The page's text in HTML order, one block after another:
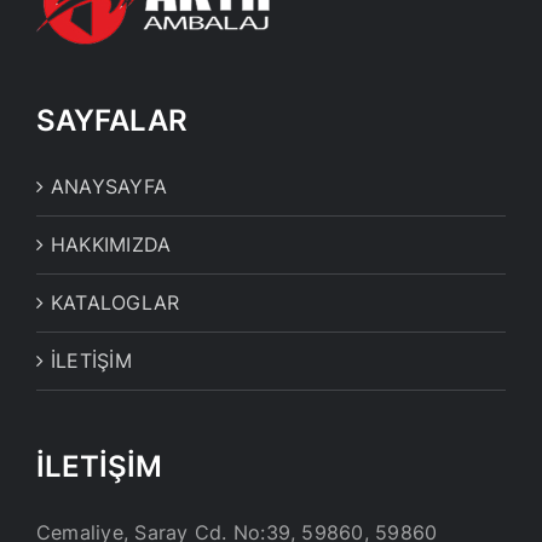
SAYFALAR
ANAYSAYFA
HAKKIMIZDA
KATALOGLAR
İLETİŞİM
İLETİŞİM
Cemaliye, Saray Cd. No:39, 59860, 59860